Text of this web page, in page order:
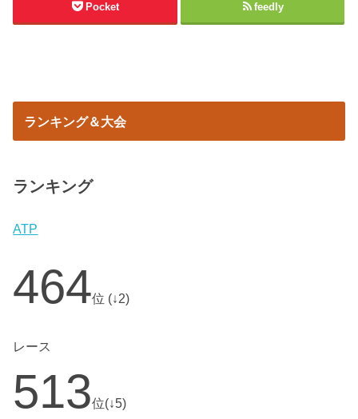
Pocket feedly
ランキング＆大会
ランキング
ATP
464位 (↓2)
レース
513位(↓5)